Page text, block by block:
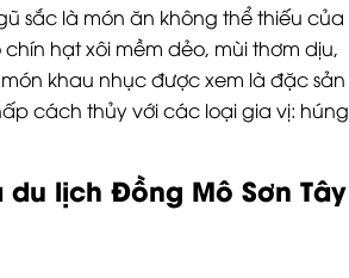
sắc là món ăn không thể thiếu của
hạt xôi mềm dẻo, mùi thơm dịu,
khau nhục được xem là đặc sản
cách thủy với các loại gia vị: húng
lịch Đồng Mô Sơn Tây